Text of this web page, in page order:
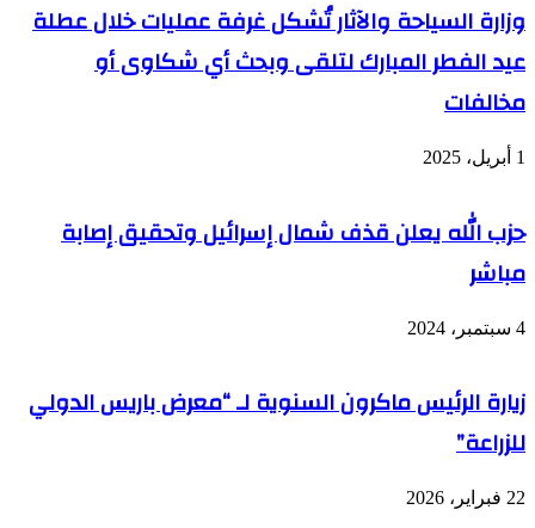
وزارة السياحة والآثار تُشكل غرفة عمليات خلال عطلة
عيد الفطر المبارك لتلقى وبحث أي شكاوى أو
مخالفات
1 أبريل، 2025
حزب الله يعلن قذف شمال إسرائيل وتحقيق إصابة
مباشر
4 سبتمبر، 2024
زيارة الرئيس ماكرون السنوية لـ “معرض باريس الدولي
للزراعة”
22 فبراير، 2026